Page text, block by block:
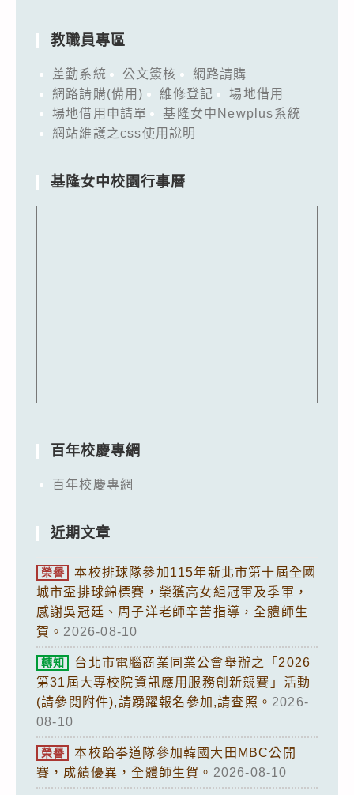
教職員專區
差勤系統 公文簽核
網路請購
網路請購(備用)
維修登記
場地借用
場地借用申請單
基隆女中Newplus系統
網站維護之css使用說明
基隆女中校園行事曆
百年校慶專網
百年校慶專網
近期文章
榮譽
本校排球隊參加115年新北市第十屆全國
城市盃排球錦標賽，榮獲高女組冠軍及季軍，
感謝吳冠廷、周子洋老師辛苦指導，全體師生
賀。 2026-08-10
轉知
台北市電腦商業同業公會舉辦之「2026
第31屆大專校院資訊應用服務創新競賽」活動
(請參閱附件),請踴躍報名參加,請查照。 2026-
08-10
榮譽
本校跆拳道隊參加韓國大田MBC公開
賽，成績優異，全體師生賀。 2026-08-10